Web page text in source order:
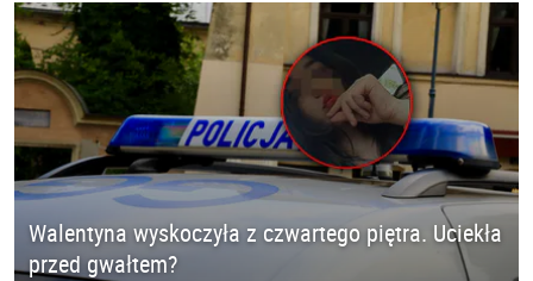
Walentyna wyskoczyła z czwartego piętra. Uciekła
przed gwałtem?